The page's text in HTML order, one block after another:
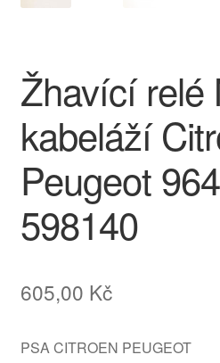
Reklamace
Reklamační řád
Vrakoviště Citroën
Žhavící relé
kabeláží
Peugeot
598140
605,00 Kč
PSA CITROEN PEUGEOT